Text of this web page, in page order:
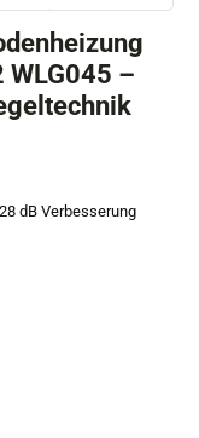
–
dB Verbesserung